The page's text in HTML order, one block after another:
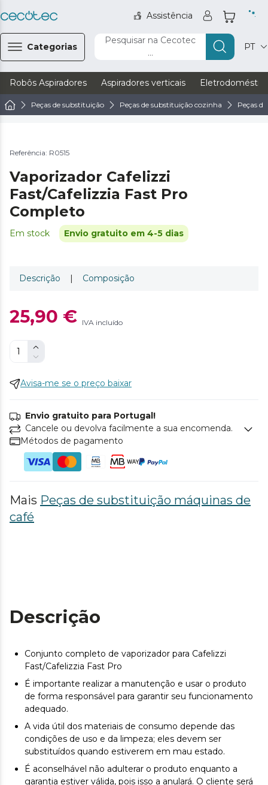
Assistência
Categorias
Pesquisar na Cecotec
...
PT
Robôs Aspiradores Aspiradores verticais
Peças de substituição Peças de substituição cozinha Peças
Referência: R0515
Vaporizador Cafelizzi
Fast/Cafelizzia Fast Pro
Completo
Em stock Envio gratuito em 4-5 dias
Descrição | Composição
25,90 € IVA incluído
Avisa-me se o preço baixar
Envio gratuito para Portugal!
Cancele ou devolva facilmente a sua encomenda.
Métodos de pagamento
Mais Peças de substituição máquinas de
café
Descrição
Conjunto completo de vaporizador para Cafelizzi
Fast/Cafelizzia Fast Pro
É importante realizar a manutenção e usar o produto
de forma responsável para garantir seu funcionamento
adequado.
A vida útil dos materiais de consumo depende das
condições de uso e da limpeza; eles devem ser
substituídos quando estiverem em mau estado.
É aconselhável não adulterar o produto enquanto a
garantia estiver válida, pois isso a anulará. O cliente será